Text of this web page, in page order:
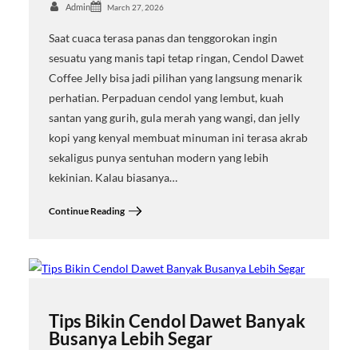
Admin March 27, 2026
Saat cuaca terasa panas dan tenggorokan ingin
sesuatu yang manis tapi tetap ringan, Cendol Dawet
Coffee Jelly bisa jadi pilihan yang langsung menarik
perhatian. Perpaduan cendol yang lembut, kuah
santan yang gurih, gula merah yang wangi, dan jelly
kopi yang kenyal membuat minuman ini terasa akrab
sekaligus punya sentuhan modern yang lebih
kekinian. Kalau biasanya…
Continue Reading
Tips Bikin Cendol Dawet Banyak
Busanya Lebih Segar